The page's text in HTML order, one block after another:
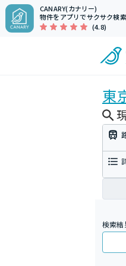
CANARY(カナリー)
物件をアプリでサクサク検索
(4.8)
東
検索結